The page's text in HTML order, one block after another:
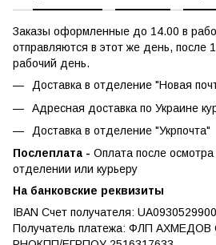
Заказы оформленные до 14.00 в
отправляются в этот же день, после
рабочий день.
Доставка в отделение "Новая
Адресная доставка по Украине
Доставка в отделение "Укрпочта"
Послеплата - Оплата после
отделении или курьеру
На банковские реквизиты
IBAN Счет получателя:
Получатель платежа: ФЛП